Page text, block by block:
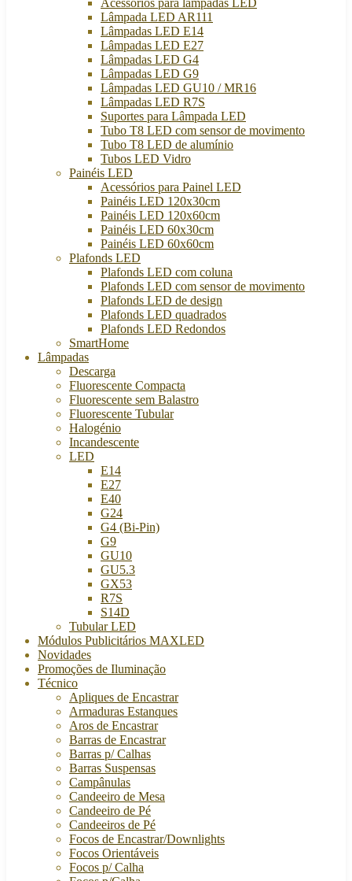
Acessórios para lâmpadas LED
Lâmpada LED AR111
Lâmpadas LED E14
Lâmpadas LED E27
Lâmpadas LED G4
Lâmpadas LED G9
Lâmpadas LED GU10 / MR16
Lâmpadas LED R7S
Suportes para Lâmpada LED
Tubo T8 LED com sensor de movimento
Tubo T8 LED de alumínio
Tubos LED Vidro
Painéis LED
Acessórios para Painel LED
Painéis LED 120x30cm
Painéis LED 120x60cm
Painéis LED 60x30cm
Painéis LED 60x60cm
Plafonds LED
Plafonds LED com coluna
Plafonds LED com sensor de movimento
Plafonds LED de design
Plafonds LED quadrados
Plafonds LED Redondos
SmartHome
Lâmpadas
Descarga
Fluorescente Compacta
Fluorescente sem Balastro
Fluorescente Tubular
Halogénio
Incandescente
LED
E14
E27
E40
G24
G4 (Bi-Pin)
G9
GU10
GU5.3
GX53
R7S
S14D
Tubular LED
Módulos Publicitários MAXLED
Novidades
Promoções de Iluminação
Técnico
Apliques de Encastrar
Armaduras Estanques
Aros de Encastrar
Barras de Encastrar
Barras p/ Calhas
Barras Suspensas
Campânulas
Candeeiro de Mesa
Candeeiro de Pé
Candeeiros de Pé
Focos de Encastrar/Downlights
Focos Orientáveis
Focos p/ Calha